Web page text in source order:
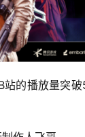
站的播放量突